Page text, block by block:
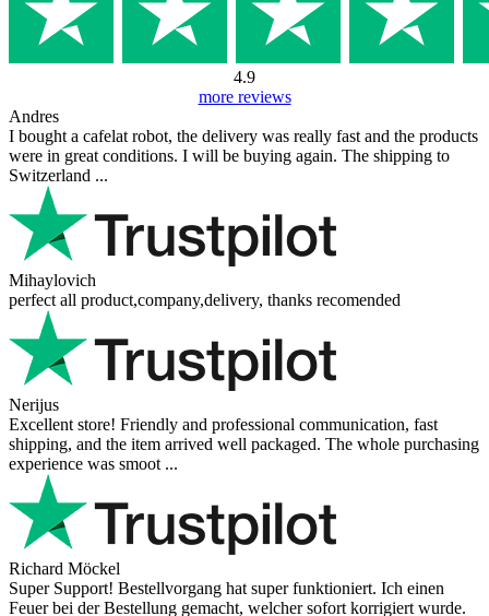
4.9
more reviews
Andres
I bought a cafelat robot, the delivery was really fast and the products
were in great conditions. I will be buying again. The shipping to
Switzerland ...
Mihaylovich
perfect all product,company,delivery, thanks recomended
Nerijus
Excellent store! Friendly and professional communication, fast
shipping, and the item arrived well packaged. The whole purchasing
experience was smoot ...
Richard Möckel
Super Support! Bestellvorgang hat super funktioniert. Ich einen
Feuer bei der Bestellung gemacht, welcher sofort korrigiert wurde.